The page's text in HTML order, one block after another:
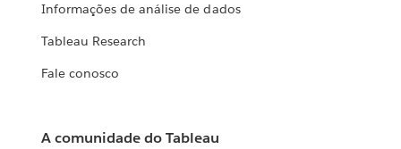
Informações de análise de dados
Tableau Research
Fale conosco
A comunidade do Tableau